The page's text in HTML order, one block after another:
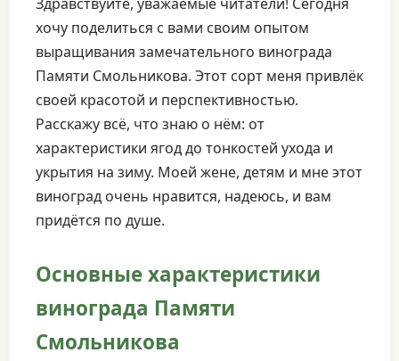
хочу поделиться с вами своим опытом
выращивания замечательного винограда
Памяти Смольникова. Этот сорт меня привлёк
своей красотой и перспективностью.
Расскажу всё, что знаю о нём: от
характеристики ягод до тонкостей ухода и
укрытия на зиму. Моей жене, детям и мне этот
виноград очень нравится, надеюсь, и вам
придётся по душе.
Основные характеристики
винограда Памяти
Смольникова